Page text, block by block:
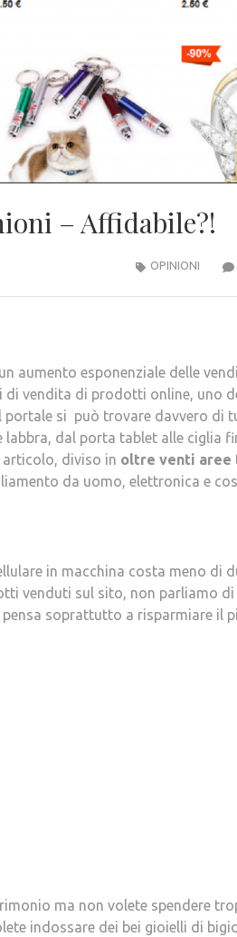
– Affidabile?!
OPINIONI
aumento esponenziale delle
vendita di prodotti online, uno
portale si può trovare davvero di
dal porta tablet alle ciglia
articolo, diviso in oltre venti aree
da uomo, elettronica e
in macchina costa meno di
venduti sul sito, non parliamo
pensa soprattutto a risparmiare il
ma non volete spendere
indossare dei bei gioielli di